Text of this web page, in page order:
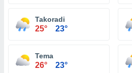
Takoradi
25° 23°
Tema
26° 23°